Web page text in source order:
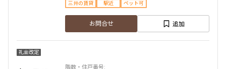
三井の賃貸 駅近 ペット可
お問合せ 追加
礼金改定